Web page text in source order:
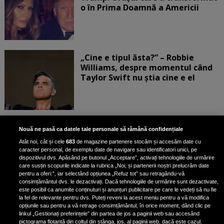
o în Prima Doamnă a Americii
„Cine e tipul ăsta?” – Robbie
Williams, despre momentul când
Taylor Swift nu știa cine e el
Bruce Dickinson, solistul trupei
Iron Maiden, şi-a arătat talentul
de scrimer la un concurs în Franţa
Nicki Minaj, acuzată de agresiune
de fostul manager: Detalii șocante
din proces
Nouă ne pasă ca datele tale personale să rămână confidențiale
Atât noi, cât și cele683 de magazine partenere stocăm și accesăm date cu
caracter personal, de exemplu date de navigare sau identificatori unici, pe
dispozitivul dvs. Apăsând pe butonul „Acceptare”, activați tehnologiile de urmărire
care susțin scopurile indicate la rubrica „Noi, și partenerii noștri prelucrăm date
pentru a oferi:”, iar selectând opțiunea „Refuz tot” sau retragându-vă
consimțământul dvs. le dezactivați. Dacă tehnologiile de urmărire sunt dezactivate,
este posibil ca anumite conținuturi și anunțuri publicitare pe care le vedeți să nu fie
la fel de relevante pentru dvs. Puteți reveni la acest meniu pentru a vă modifica
opțiunile sau pentru a vă retrage consimțământul, în orice moment, dând clic pe
linkul „Gestionați preferințele” din partea de jos a paginii web sau accesând
pictograma flotantă din colțul din stânga, jos, al paginii web, dacă este cazul.